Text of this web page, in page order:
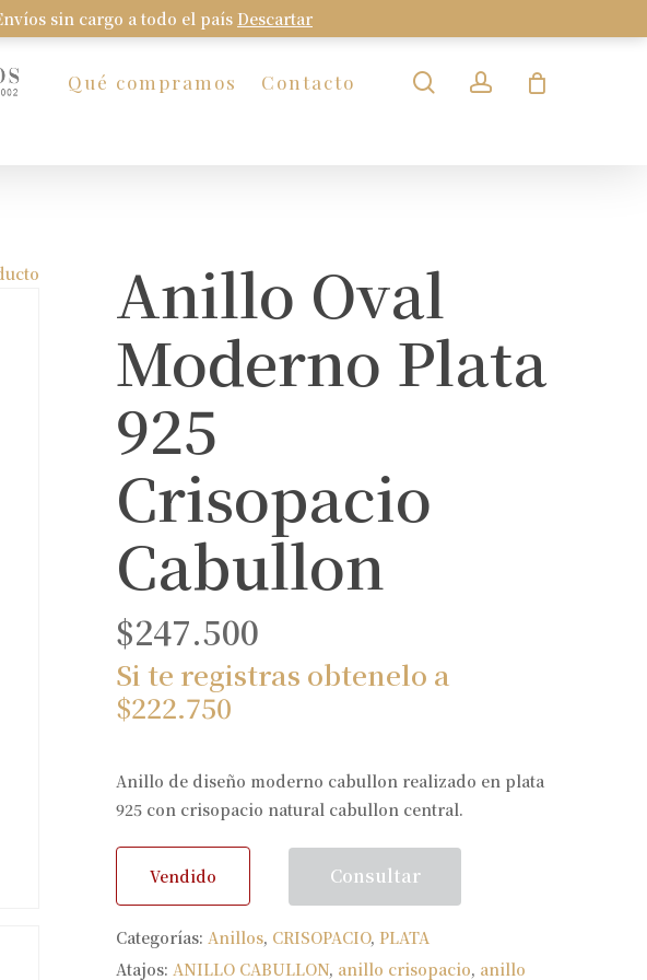
sin cargo a todo el país Descartar
Qué compramos Contacto searchaccount
Anillo Oval
Moderno Plata
925
Crisopacio
Cabullon
$247.500
Si te registras obtenelo a
$222.750
Anillo de diseño moderno cabullon realizado en plata
925 con crisopacio natural cabullon central.
Vendido Consultar
Categorías:Anillos, CRISOPACIO,PLATA
Atajos:ANILLO CABULLON, anillo crisopacio, anillo